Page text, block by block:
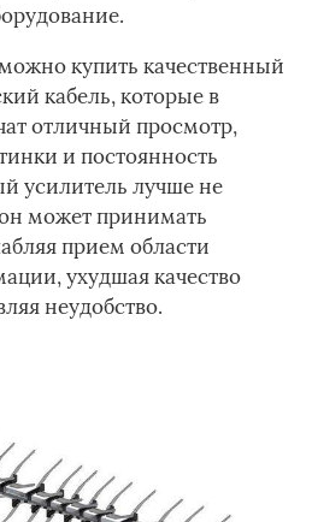
купить качественный
кабель, которые в
отличный просмотр,
и постоянность
усилитель лучше не
может принимать
прием области
ухудшая качество
неудобство.